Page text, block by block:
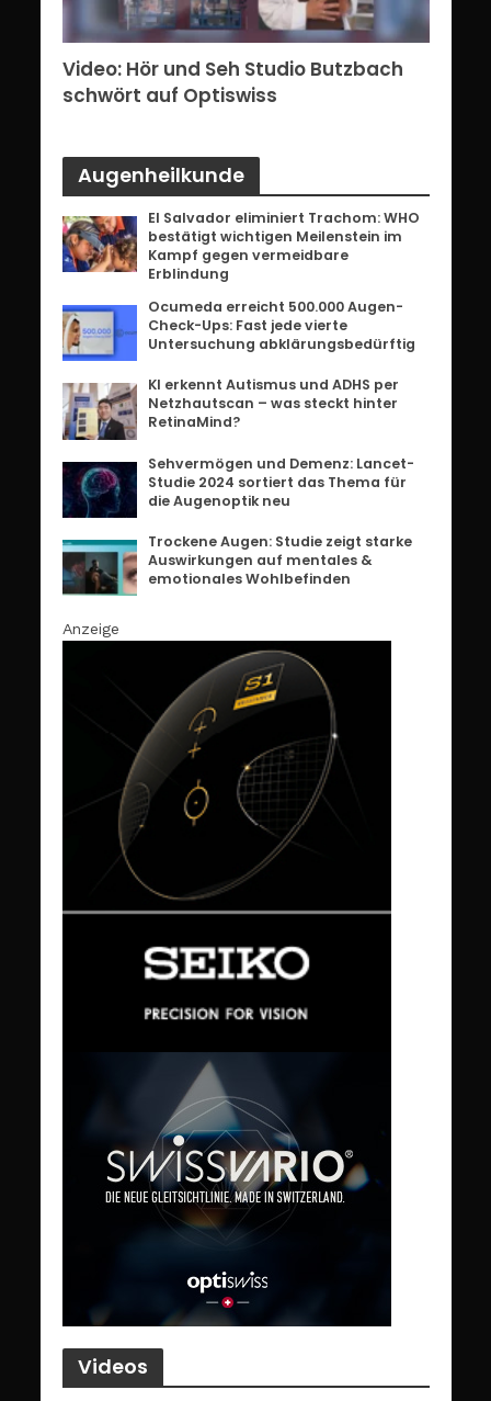
Video: Hör und Seh Studio Butzbach
schwört auf Optiswiss
Augenheilkunde
El Salvador eliminiert Trachom: WHO
bestätigt wichtigen Meilenstein im
Kampf gegen vermeidbare
Erblindung
Ocumeda erreicht 500.000 Augen-
Check-Ups: Fast jede vierte
Untersuchung abklärungsbedürftig
KI erkennt Autismus und ADHS per
Netzhautscan – was steckt hinter
RetinaMind?
Sehvermögen und Demenz: Lancet-
Studie 2024 sortiert das Thema für
die Augenoptik neu
Trockene Augen: Studie zeigt starke
Auswirkungen auf mentales &
emotionales Wohlbefinden
Anzeige
Videos